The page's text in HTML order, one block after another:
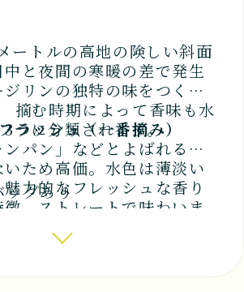
ートルの高地の険しい斜面
と夜間の寒暖の差で発生
リンの独特の味をつくり
摘む時期によって香味も水
つに分類されます。
ラッシュ（一番摘み）
ンパン」などとよばれる。
ため高価。水色は薄淡い
力的なフレッシュな香り
。ストレートで味わいま
ッシュ（二番摘み）
グあり